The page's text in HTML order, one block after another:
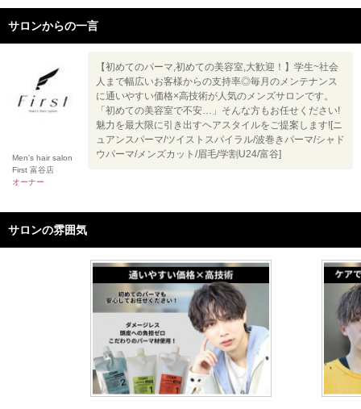
サロンからの一言
Men's hair salon
First 富谷店
オーナー
【初めてのパーマ,初めての美容室,大歓迎！】学生~社会
人まで幅広いお客様からの支持率◎毎月のメンテナンス
に通いやすい価格×高技術が人気のメンズサロンです。
「初めての美容室で不安…」そんな方もお任せください!
魅力を最大限に引き出すヘアスタイルをご提案します![ニ
ュアンスパーマ/ツイストスパイラル/波巻きパーマ/シャド
ウパーマ/メンズカット/眉毛/学割U24/富谷]
サロンの雰囲気